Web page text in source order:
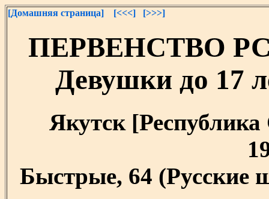
[Домашняя страница] [<<<] [>>>]
ПЕРВЕНСТВО
Девушки до 17
Якутск
Быстрые, 64 (Русские